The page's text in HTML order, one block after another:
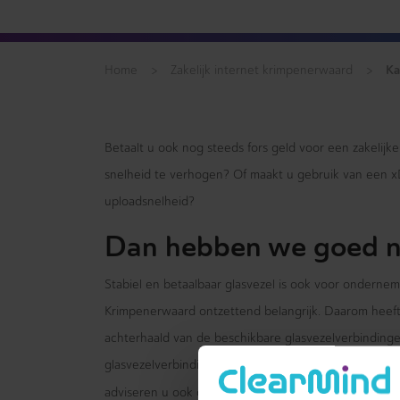
Home Zakelijk internet krimpenerwaard
Betaalt u ook nog steeds fors geld voor een
snelheid te verhogen? Of maakt u gebruik van een
uploadsnelheid?
Dan hebben we goed
Stabiel en betaalbaar glasvezel is ook voor
Krimpenerwaard ontzettend belangrijk. Daarom
achterhaald van de beschikbare
glasvezelverbindingen van A-merken zoals KPN,
adviseren u ook over de bereikbaarheid(vaste